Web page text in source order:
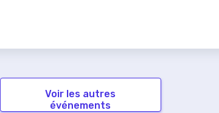
Voir les autres
événements